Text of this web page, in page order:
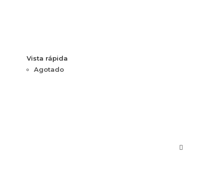
Vista rápida
Agotado